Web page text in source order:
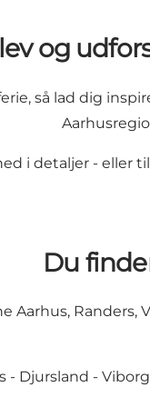
og
så lad dig
i detaljer - eller
Du
- Djursland - Viborg